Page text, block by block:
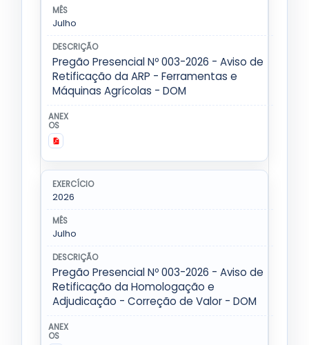
Julho
Pregão Presencial Nº 003-2026 - Aviso de
Retificação da ARP - Ferramentas e
Máquinas Agrícolas - DOM
2026
Julho
Pregão Presencial Nº 003-2026 - Aviso de
Retificação da Homologação e
Adjudicação - Correção de Valor - DOM